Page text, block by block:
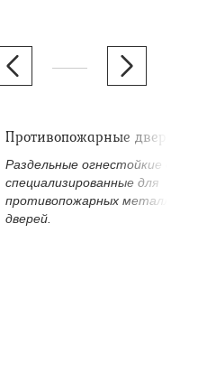
Противопожарные дверные
Раздельные огнестойкие
специализированные для
противопожарных
дверей.